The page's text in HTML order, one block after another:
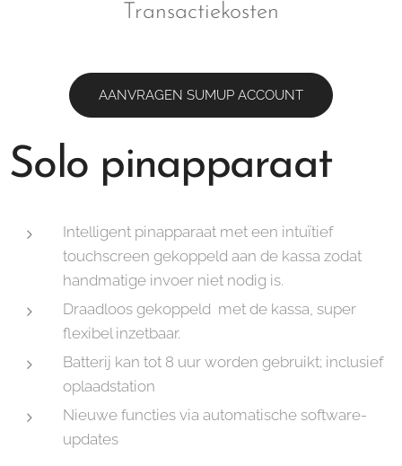
Transactiekosten
AANVRAGEN SUMUP ACCOUNT
Solo pinapparaat
Intelligent pinapparaat met een intuïtief
touchscreen gekoppeld aan de kassa zodat
handmatige invoer niet nodig is.
Draadloos gekoppeld met de kassa, super
flexibel inzetbaar.
Batterij kan tot 8 uur worden gebruikt; inclusief
oplaadstation
Nieuwe functies via automatische software-
updates